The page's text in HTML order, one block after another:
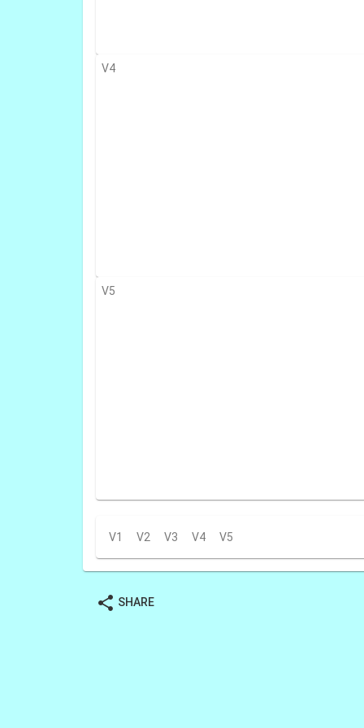
V4
V5
V1 V2 V3 V4 V5
share SHARE